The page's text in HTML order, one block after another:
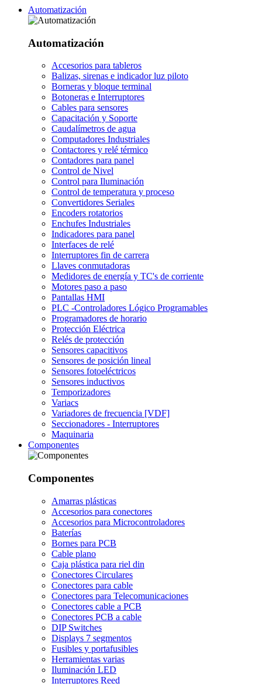
Automatización
Automatización
Accesorios para tableros
Balizas, sirenas e indicador luz piloto
Borneras y bloque terminal
Botoneras e Interruptores
Cables para sensores
Capacitación y Soporte
Caudalímetros de agua
Computadores Industriales
Contactores y relé térmico
Contadores para panel
Control de Nivel
Control para Iluminación
Control de temperatura y proceso
Convertidores Seriales
Encoders rotatorios
Enchufes Industriales
Indicadores para panel
Interfaces de relé
Interruptores fin de carrera
Llaves conmutadoras
Medidores de energía y TC's de corriente
Motores paso a paso
Pantallas HMI
PLC -Controladores Lógico Programables
Programadores de horario
Protección Eléctrica
Relés de protección
Sensores capacitivos
Sensores de posición lineal
Sensores fotoeléctricos
Sensores inductivos
Temporizadores
Variacs
Variadores de frecuencia [VDF]
Seccionadores - Interruptores
Maquinaria
Componentes
Componentes
Amarras plásticas
Accesorios para conectores
Accesorios para Microcontroladores
Baterías
Bornes para PCB
Cable plano
Caja plástica para riel din
Conectores Circulares
Conectores para cable
Conectores para Telecomunicaciones
Conectores cable a PCB
Conectores PCB a cable
DIP Switches
Displays 7 segmentos
Fusibles y portafusibles
Herramientas varias
Iluminación LED
Interruptores Reed